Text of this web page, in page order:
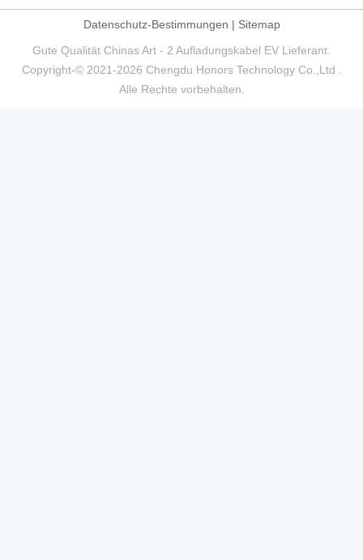
Datenschutz-Bestimmungen | Sitemap
Gute Qualität Chinas Art - 2 Aufladungskabel EV Lieferant.
Copyright-© 2021-2026 Chengdu Honors Technology Co.,Ltd .
Alle Rechte vorbehalten.